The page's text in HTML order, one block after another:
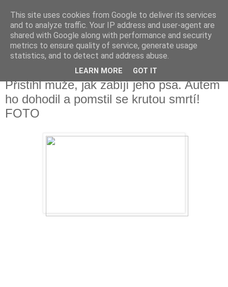
Fakečlánky
Věř všemu co tady vidíš.
úterý 23. ledna 2018
Přistihl muže, jak zabíjí jeho psa. Autem
ho dohodil a pomstil se krutou smrtí!
FOTO
This site uses cookies from Google to deliver its services
and to analyze traffic. Your IP address and user-agent are
shared with Google along with performance and security
metrics to ensure quality of service, generate usage
statistics, and to detect and address abuse.
LEARN MORE GOT IT